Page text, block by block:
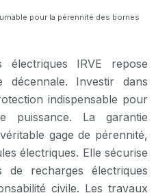
pour la pérennité des bornes
IRVE repose
décennale. Investir dans
indispensable pour
puissance. La garantie
gage de pérennité,
électriques. Elle sécurise
de recharges électriques
civile. Les travaux